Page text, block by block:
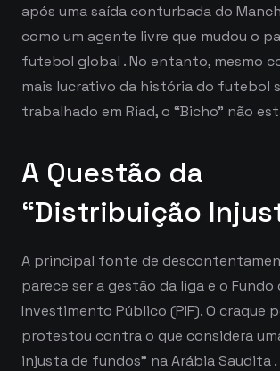
após uma saída conturbada do
como um agente livre que mudou o
futebol global . No entanto, mesmo
mais lucrativo da história do futebol
trabalhado em Riad, o “Bicho” não
A Questão da
“Distribuição
A principal fonte de
parece ser a gestão da liga e o Fundo
Investimento Público (PIF). O craque
protestou contra o que considera
injusta de fundos” na Arábia Saudita.